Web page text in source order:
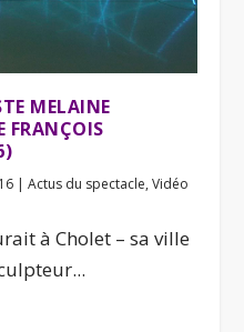
MELAINE
FRANÇOIS
|Actus du spectacle,Vidéo
à Cholet – sa ville